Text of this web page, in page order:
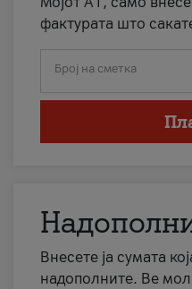
фактурата што
Број на сметка
Внесете ја сумата
надополните. Ве